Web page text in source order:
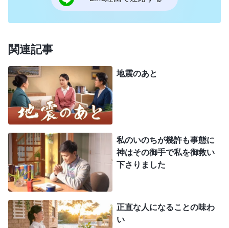
れほど演技が上手なのだ』。この指導者または働き
手が神の家から訓練を受けているかどうか、指導者
して目を向けず、ただひたすら中傷し、事実をねじ
曲げ、陥れようと背後で企みます。では、彼らは何
のためにそうしたことをするのですか。地位を巡っ
て競っているからです。違いますか。彼らの言動に
はすべて目的があり、彼らは教会の働きを考えず、
指導者や働き手を神の言葉や真理に基づいて評価せ
ず、ましてや神の家における働きの取り決めや、神
が人に要求する原則を基にすることなどまったくな
く、基にするのは自分の動機と目的です。指導者や
働き手の言うことに逐一自分の『識見』で反論し、
指導者が何を言おうと、別の意見でもって肘鉄砲を
関連記事
地震のあと
私のいのちが幾許も事態に
神はその御手で私を御救い
下さりました
正直な人になることの味わ
い